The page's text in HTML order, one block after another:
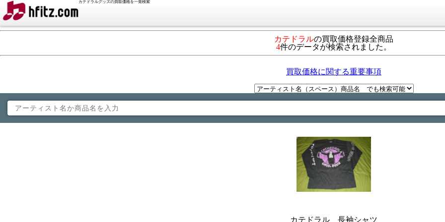
カテドラルグッズの買取価格を一発検索
カテドラルの買取価格登録全商品
4件のデータが検索されました。
買取価格に関する重要事項
カテドラル 長袖シャツ